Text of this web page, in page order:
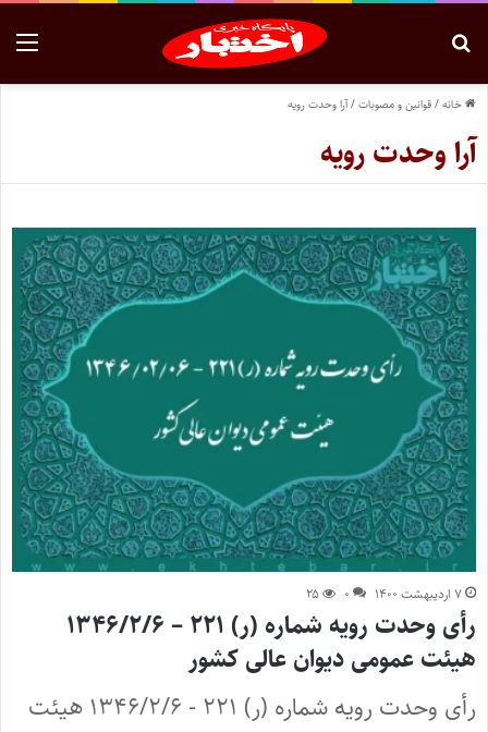
خانه/قوانین و مصوبات/آرا وحدت رویه
آرا وحدت رویه
۷ اردیبهشت ۱۴۰۰ ۰ ۲۵
رأی وحدت رویه شماره (ر) ۲۲۱ – ۱۳۴۶/۲/۶
هیئت عمومی دیوان عالی کشور
رأی وحدت رویه شماره (ر) ۲۲۱ - ۱۳۴۶/۲/۶ هیئت